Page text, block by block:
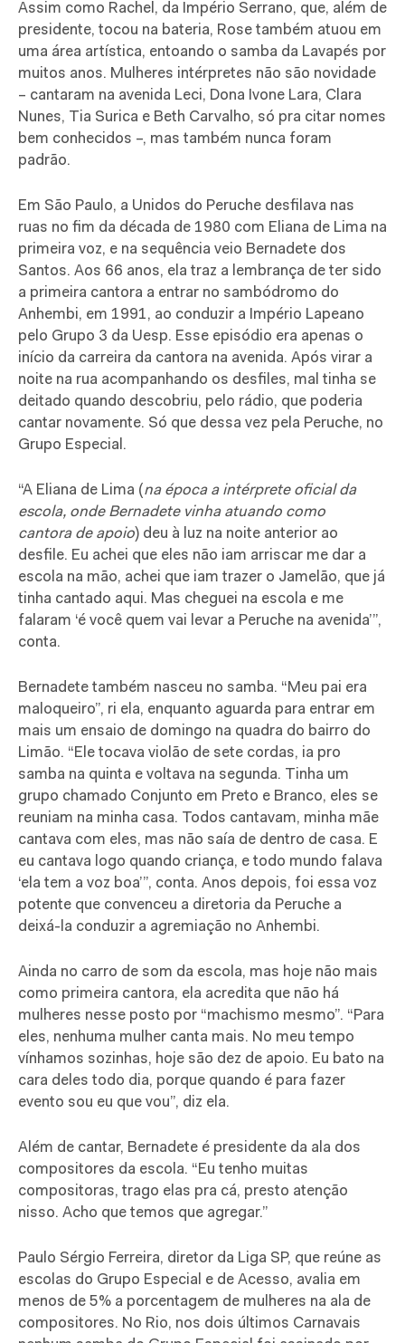
Assim como Rachel, da Império Serrano, que, além de
presidente, tocou na bateria, Rose também atuou em
uma área artística, entoando o samba da Lavapés por
muitos anos. Mulheres intérpretes não são novidade
– cantaram na avenida Leci, Dona Ivone Lara, Clara
Nunes, Tia Surica e Beth Carvalho, só pra citar nomes
bem conhecidos –, mas também nunca foram
padrão.
Em São Paulo, a Unidos do Peruche desfilava nas
ruas no fim da década de 1980 com Eliana de Lima na
primeira voz, e na sequência veio Bernadete dos
Santos. Aos 66 anos, ela traz a lembrança de ter sido
a primeira cantora a entrar no sambódromo do
Anhembi, em 1991, ao conduzir a Império Lapeano
pelo Grupo 3 da Uesp. Esse episódio era apenas o
início da carreira da cantora na avenida. Após virar a
noite na rua acompanhando os desfiles, mal tinha se
deitado quando descobriu, pelo rádio, que poderia
cantar novamente. Só que dessa vez pela Peruche, no
Grupo Especial.
“A Eliana de Lima (na época a intérprete oficial da
escola, onde Bernadete vinha atuando como
cantora de apoio) deu à luz na noite anterior ao
desfile. Eu achei que eles não iam arriscar me dar a
escola na mão, achei que iam trazer o Jamelão, que já
tinha cantado aqui. Mas cheguei na escola e me
falaram ‘é você quem vai levar a Peruche na avenida’”,
conta.
Bernadete também nasceu no samba. “Meu pai era
maloqueiro”, ri ela, enquanto aguarda para entrar em
mais um ensaio de domingo na quadra do bairro do
Limão. “Ele tocava violão de sete cordas, ia pro
samba na quinta e voltava na segunda. Tinha um
grupo chamado Conjunto em Preto e Branco, eles se
reuniam na minha casa. Todos cantavam, minha mãe
cantava com eles, mas não saía de dentro de casa. E
eu cantava logo quando criança, e todo mundo falava
‘ela tem a voz boa’”, conta. Anos depois, foi essa voz
potente que convenceu a diretoria da Peruche a
deixá-la conduzir a agremiação no Anhembi.
Ainda no carro de som da escola, mas hoje não mais
como primeira cantora, ela acredita que não há
mulheres nesse posto por “machismo mesmo”. “Para
eles, nenhuma mulher canta mais. No meu tempo
vínhamos sozinhas, hoje são dez de apoio. Eu bato na
cara deles todo dia, porque quando é para fazer
evento sou eu que vou”, diz ela.
Além de cantar, Bernadete é presidente da ala dos
compositores da escola. “Eu tenho muitas
compositoras, trago elas pra cá, presto atenção
nisso. Acho que temos que agregar.”
Paulo Sérgio Ferreira, diretor da Liga SP, que reúne as
escolas do Grupo Especial e de Acesso, avalia em
menos de 5% a porcentagem de mulheres na ala de
compositores. No Rio, nos dois últimos Carnavais